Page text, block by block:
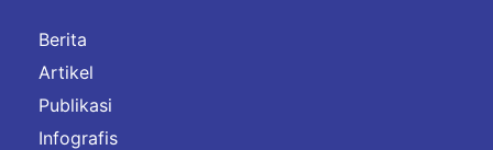
Berita
Artikel
Publikasi
Infografis